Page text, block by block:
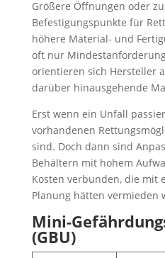
Größere Öffnungen oder
Befestigungspunkte für
höhere Material- und
oft nur
orientieren sich Hersteller
darüber hinausgehende
Erst wenn ein Unfall
vorhandenen
sind. Doch dann sind
Behältern mit hohem
Kosten verbunden, die mit
Planung hätten vermieden
Mini-
(GBU)